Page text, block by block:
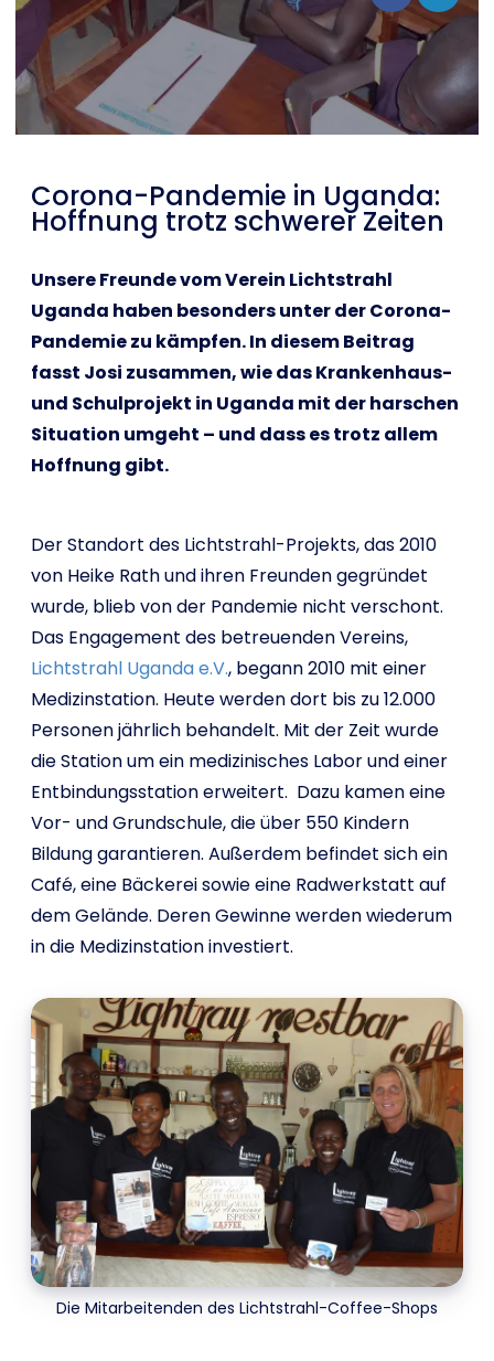
Shop
English
Corona-Pandemie in Uganda:
Hoffnung trotz schwerer Zeiten
Unsere Freunde vom Verein Lichtstrahl
Uganda haben besonders unter der Corona-
Pandemie zu kämpfen. In diesem Beitrag
fasst Josi zusammen, wie das Krankenhaus-
und Schulprojekt in Uganda mit der harschen
Situation umgeht – und dass es trotz allem
Hoffnung gibt.
Der Standort des Lichtstrahl-Projekts, das 2010
von Heike Rath und ihren Freunden gegründet
wurde, blieb von der Pandemie nicht verschont.
Das Engagement des betreuenden Vereins,
Lichtstrahl Uganda e.V., begann 2010 mit einer
Medizinstation. Heute werden dort bis zu 12.000
Personen jährlich behandelt. Mit der Zeit wurde
die Station um ein medizinisches Labor und einer
Entbindungsstation erweitert. Dazu kamen eine
Vor- und Grundschule, die über 550 Kindern
Bildung garantieren. Außerdem befindet sich ein
Café, eine Bäckerei sowie eine Radwerkstatt auf
dem Gelände. Deren Gewinne werden wiederum
in die Medizinstation investiert.
Die Mitarbeitenden des Lichtstrahl-Coffee-Shops